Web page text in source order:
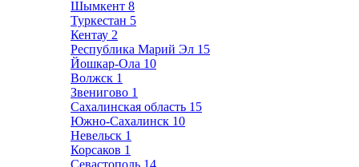
Шымкент 8
Туркестан 5
Кентау 2
Республика Марий Эл 15
Йошкар-Ола 10
Волжск 1
Звенигово 1
Сахалинская область 15
Южно-Сахалинск 10
Невельск 1
Корсаков 1
Севастополь 14